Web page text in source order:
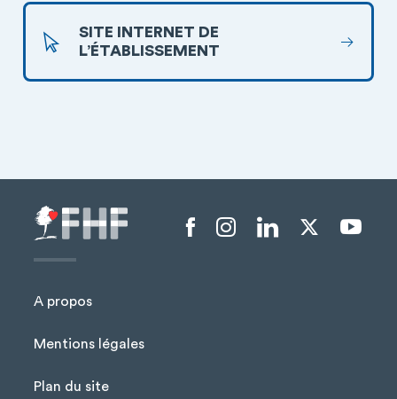
SITE INTERNET DE
L’ÉTABLISSEMENT
A propos
Mentions légales
Plan du site
Menu liens sociaux